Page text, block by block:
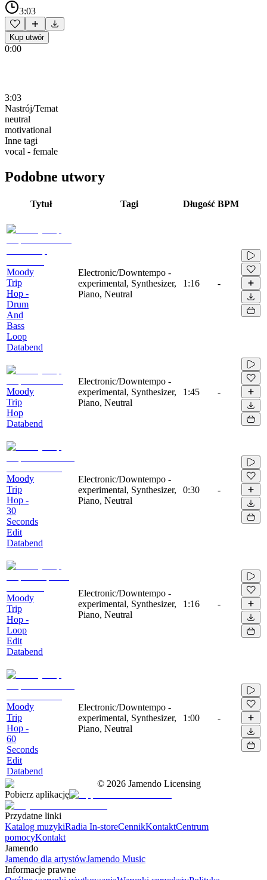
3:03
Kup utwór
0:00
3:03
Nastrój/Temat
neutral
motivational
Inne tagi
vocal - female
Podobne utwory
Tytuł Tagi Długość BPM
Moody
Trip
Hop -
Drum
And
Bass
Loop
Databend
Electronic/Downtempo -
experimental, Synthesizer,
Piano, Neutral
1:16 -
Moody
Trip
Hop
Databend
Electronic/Downtempo -
experimental, Synthesizer,
Piano, Neutral
1:45 -
Moody
Trip
Hop -
30
Seconds
Edit
Databend
Electronic/Downtempo -
experimental, Synthesizer,
Piano, Neutral
0:30 -
Moody
Trip
Hop -
Loop
Edit
Databend
Electronic/Downtempo -
experimental, Synthesizer,
Piano, Neutral
1:16 -
Moody
Trip
Hop -
60
Seconds
Edit
Databend
Electronic/Downtempo -
experimental, Synthesizer,
Piano, Neutral
1:00 -
© 2026 Jamendo Licensing
Pobierz aplikację
Przydatne linki
Katalog muzykiRadia In-storeCennikKontaktCentrum
pomocyKontakt
Jamendo
Jamendo dla artystówJamendo Music
Informacje prawne